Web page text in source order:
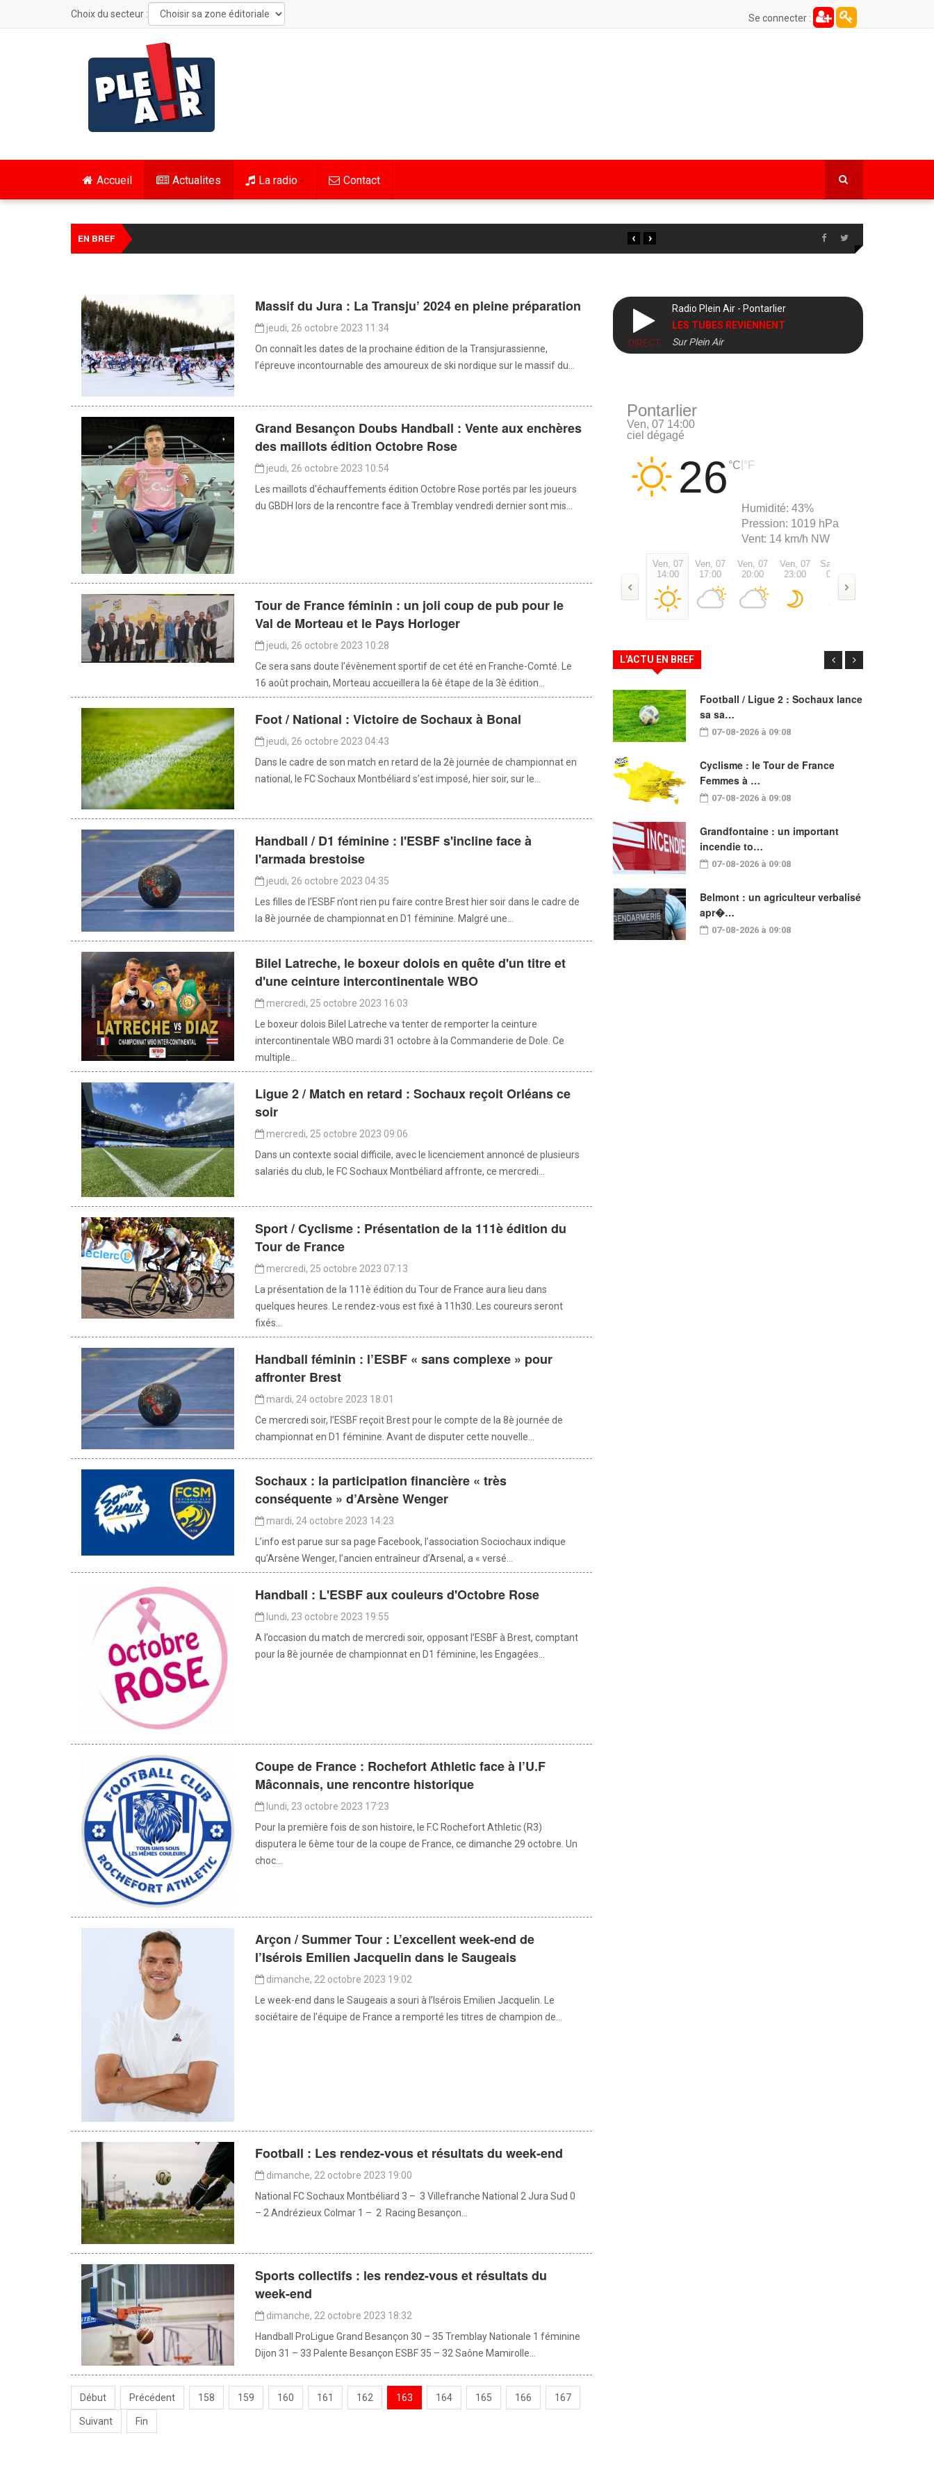
Choix du secteur : Se connecter :
Accueil Actualites La radio Contact
EN BREF ›
‹
Massif du Jura : La Transju’ 2024 en pleine préparation
jeudi, 26 octobre 2023 11:34
On connaît les dates de la prochaine édition de la Transjurassienne,
l’épreuve incontournable des amoureux de ski nordique sur le massif du...
Grand Besançon Doubs Handball : Vente aux enchères
des maillots édition Octobre Rose
jeudi, 26 octobre 2023 10:54
Les maillots d'échauffements édition Octobre Rose portés par les joueurs
du GBDH lors de la rencontre face à Tremblay vendredi dernier sont mis...
Tour de France féminin : un joli coup de pub pour le
Val de Morteau et le Pays Horloger
jeudi, 26 octobre 2023 10:28
Ce sera sans doute l’évènement sportif de cet été en Franche-Comté. Le
16 août prochain, Morteau accueillera la 6è étape de la 3è édition...
Foot / National : Victoire de Sochaux à Bonal
jeudi, 26 octobre 2023 04:43
Dans le cadre de son match en retard de la 2è journée de championnat en
national, le FC Sochaux Montbéliard s’est imposé, hier soir, sur le...
Handball / D1 féminine : l'ESBF s'incline face à
l'armada brestoise
jeudi, 26 octobre 2023 04:35
Les filles de l’ESBF n’ont rien pu faire contre Brest hier soir dans le cadre de
la 8è journée de championnat en D1 féminine. Malgré une...
Bilel Latreche, le boxeur dolois en quête d'un titre et
d'une ceinture intercontinentale WBO
mercredi, 25 octobre 2023 16:03
Le boxeur dolois Bilel Latreche va tenter de remporter la ceinture
intercontinentale WBO mardi 31 octobre à la Commanderie de Dole. Ce
multiple...
Ligue 2 / Match en retard : Sochaux reçoit Orléans ce
soir
mercredi, 25 octobre 2023 09:06
Dans un contexte social difficile, avec le licenciement annoncé de plusieurs
salariés du club, le FC Sochaux Montbéliard affronte, ce mercredi...
Sport / Cyclisme : Présentation de la 111è édition du
Tour de France
mercredi, 25 octobre 2023 07:13
La présentation de la 111è édition du Tour de France aura lieu dans
quelques heures. Le rendez-vous est fixé à 11h30. Les coureurs seront
fixés...
Handball féminin : l’ESBF « sans complexe » pour
affronter Brest
mardi, 24 octobre 2023 18:01
Ce mercredi soir, l’ESBF reçoit Brest pour le compte de la 8è journée de
championnat en D1 féminine. Avant de disputer cette nouvelle...
Sochaux : la participation financière « très
conséquente » d’Arsène Wenger
mardi, 24 octobre 2023 14:23
L’info est parue sur sa page Facebook, l’association Sociochaux indique
qu’Arsène Wenger, l’ancien entraîneur d’Arsenal, a « versé...
Handball : L'ESBF aux couleurs d'Octobre Rose
lundi, 23 octobre 2023 19:55
A l’occasion du match de mercredi soir, opposant l’ESBF à Brest, comptant
pour la 8è journée de championnat en D1 féminine, les Engagées...
Coupe de France : Rochefort Athletic face à l’U.F
Mâconnais, une rencontre historique
lundi, 23 octobre 2023 17:23
Pour la première fois de son histoire, le F.C Rochefort Athletic (R3)
disputera le 6ème tour de la coupe de France, ce dimanche 29 octobre. Un
choc...
Arçon / Summer Tour : L’excellent week-end de
l’Isérois Emilien Jacquelin dans le Saugeais
dimanche, 22 octobre 2023 19:02
Le week-end dans le Saugeais a souri à l’Isérois Emilien Jacquelin. Le
sociétaire de l’équipe de France a remporté les titres de champion de...
Football : Les rendez-vous et résultats du week-end
dimanche, 22 octobre 2023 19:00
National FC Sochaux Montbéliard 3 – 3 Villefranche National 2 Jura Sud 0
– 2 Andrézieux Colmar 1 – 2 Racing Besançon...
Sports collectifs : les rendez-vous et résultats du
week-end
dimanche, 22 octobre 2023 18:32
Handball ProLigue Grand Besançon 30 – 35 Tremblay Nationale 1 féminine
Dijon 31 – 33 Palente Besançon ESBF 35 – 32 Saône Mamirolle...
Début Précédent 158 159 160 161 162 163 164 165 166 167
Suivant Fin
DIRECT
Radio Plein Air - Pontarlier
LES TUBES REVIENNENT
Sur Plein Air
Pontarlier
Ven, 07 14:00
ciel dégagé
26 °C °F
Humidité: 43%
Pression: 1019 hPa
Vent: 14 km/h NW
Ven, 07
14:00
Ven, 07
17:00
Ven, 07
20:00
Ven, 07
23:00
Sam, 08
02:00
L'ACTU EN BREF
Football / Ligue 2 : Sochaux lance
sa sa…
07-08-2026 à 09:08
Cyclisme : le Tour de France
Femmes à …
07-08-2026 à 09:08
Grandfontaine : un important
incendie to…
07-08-2026 à 09:08
Belmont : un agriculteur verbalisé
apr�…
07-08-2026 à 09:08